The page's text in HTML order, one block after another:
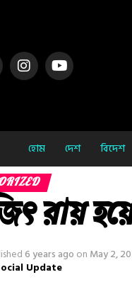
হোম দেশ বিদেশ
রায়
6 years ago on May 2,
Update